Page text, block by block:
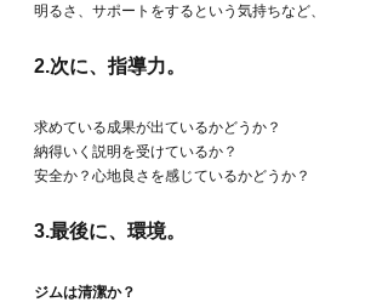
明るさ、サポートをするという気持ちなど、
2.次に、指導力。
求めている成果が出ているかどうか？
納得いく説明を受けているか？
安全か？心地良さを感じているかどうか？
3.最後に、環境。
ジムは清潔か？